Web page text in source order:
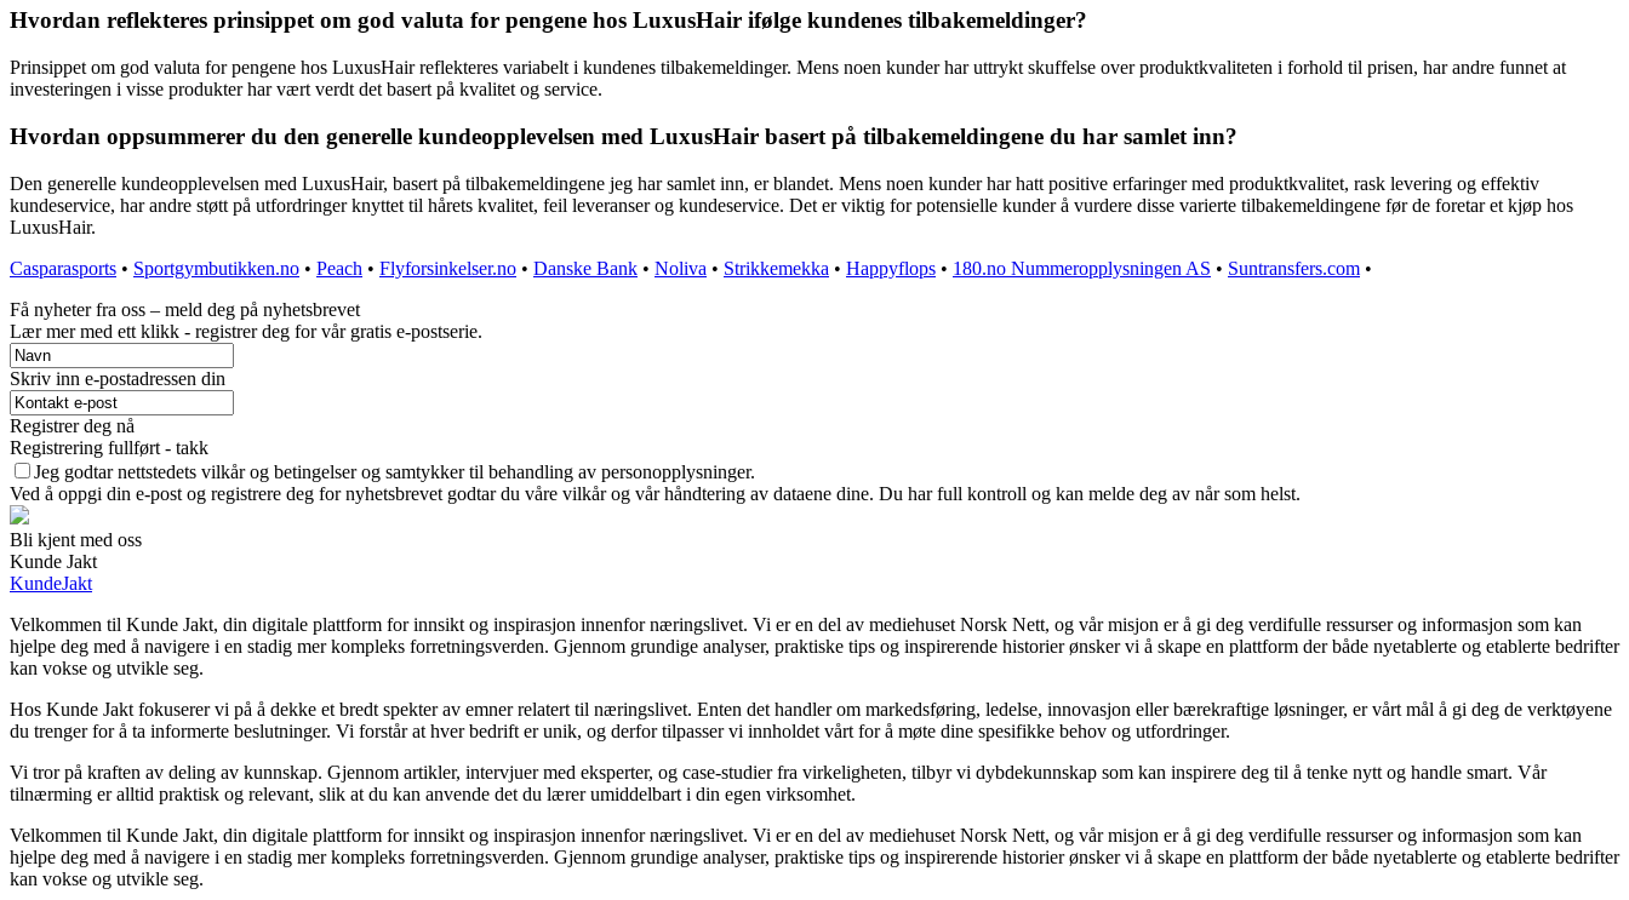
Hvordan reflekteres prinsippet om god valuta for pengene hos LuxusHair ifølge kundenes tilbakemeldinger?
Prinsippet om god valuta for pengene hos LuxusHair reflekteres variabelt i kundenes tilbakemeldinger. Mens noen kunder har uttrykt skuffelse over produktkvaliteten i forhold til prisen, har andre funnet at
investeringen i visse produkter har vært verdt det basert på kvalitet og service.
Hvordan oppsummerer du den generelle kundeopplevelsen med LuxusHair basert på tilbakemeldingene du har samlet inn?
Den generelle kundeopplevelsen med LuxusHair, basert på tilbakemeldingene jeg har samlet inn, er blandet. Mens noen kunder har hatt positive erfaringer med produktkvalitet, rask levering og effektiv
kundeservice, har andre støtt på utfordringer knyttet til hårets kvalitet, feil leveranser og kundeservice. Det er viktig for potensielle kunder å vurdere disse varierte tilbakemeldingene før de foretar et kjøp hos
LuxusHair.
Casparasports • Sportgymbutikken.no • Peach • Flyforsinkelser.no • Danske Bank • Noliva • Strikkemekka • Happyflops • 180.no Nummeropplysningen AS • Suntransfers.com •
Få nyheter fra oss – meld deg på nyhetsbrevet
Lær mer med ett klikk - registrer deg for vår gratis e-postserie.
Skriv inn e-postadressen din
Registrer deg nå
Registrering fullført - takk
Jeg godtar nettstedets vilkår og betingelser og samtykker til behandling av personopplysninger.
Ved å oppgi din e-post og registrere deg for nyhetsbrevet godtar du våre vilkår og vår håndtering av dataene dine. Du har full kontroll og kan melde deg av når som helst.
Bli kjent med oss
Kunde Jakt
KundeJakt
Velkommen til Kunde Jakt, din digitale plattform for innsikt og inspirasjon innenfor næringslivet. Vi er en del av mediehuset Norsk Nett, og vår misjon er å gi deg verdifulle ressurser og informasjon som kan
hjelpe deg med å navigere i en stadig mer kompleks forretningsverden. Gjennom grundige analyser, praktiske tips og inspirerende historier ønsker vi å skape en plattform der både nyetablerte og etablerte bedrifter
kan vokse og utvikle seg.
Hos Kunde Jakt fokuserer vi på å dekke et bredt spekter av emner relatert til næringslivet. Enten det handler om markedsføring, ledelse, innovasjon eller bærekraftige løsninger, er vårt mål å gi deg de verktøyene
du trenger for å ta informerte beslutninger. Vi forstår at hver bedrift er unik, og derfor tilpasser vi innholdet vårt for å møte dine spesifikke behov og utfordringer.
Vi tror på kraften av deling av kunnskap. Gjennom artikler, intervjuer med eksperter, og case-studier fra virkeligheten, tilbyr vi dybdekunnskap som kan inspirere deg til å tenke nytt og handle smart. Vår
tilnærming er alltid praktisk og relevant, slik at du kan anvende det du lærer umiddelbart i din egen virksomhet.
Velkommen til Kunde Jakt, din digitale plattform for innsikt og inspirasjon innenfor næringslivet. Vi er en del av mediehuset Norsk Nett, og vår misjon er å gi deg verdifulle ressurser og informasjon som kan
hjelpe deg med å navigere i en stadig mer kompleks forretningsverden. Gjennom grundige analyser, praktiske tips og inspirerende historier ønsker vi å skape en plattform der både nyetablerte og etablerte bedrifter
kan vokse og utvikle seg.